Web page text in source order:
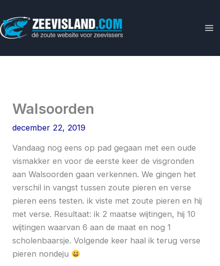
naar
de
Walsoorden
december 22, 2019
Vandaag nog eens op pad gegaan met een oude
vismakker en voor de eerste keer de visgronden
aan Walsoorden gaan verkennen. We gingen het
verschil in vangst tussen zoute pieren en verse
pieren eens testen. ik viste met zoute pieren en hij
met verse. Resultaat: ik 2 maatse wijtingen, hij 10
wijtingen waarvan 6 aan de maat en nog 1
scholenbaarsje. Volgende keer haal ik terug verse
pieren nondeju